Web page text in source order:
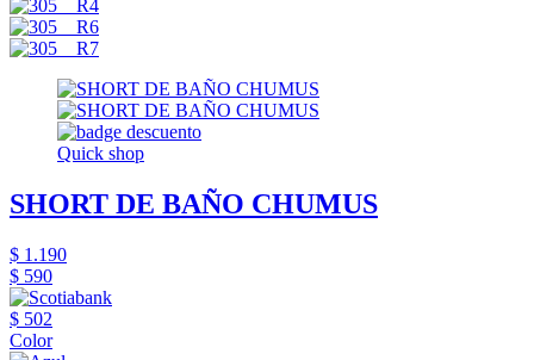
Quick shop
SHORT DE BAÑO CHUMUS
$ 1.190
$ 590
$ 502
Color